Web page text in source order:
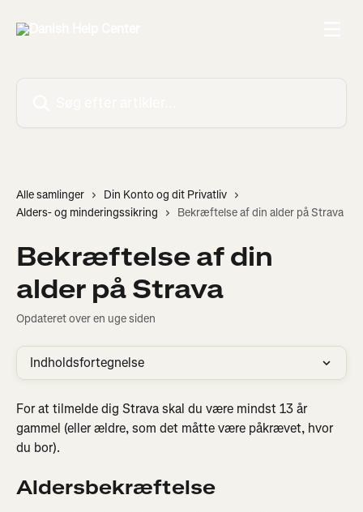
Alle samlinger
Din Konto og dit Privatliv
Alders- og minderingssikring
Bekræftelse af din alder på Strava
Bekræftelse af din
alder på Strava
Opdateret over en uge siden
Indholdsfortegnelse
For at tilmelde dig Strava skal du være mindst 13 år
gammel (eller ældre, som det måtte være påkrævet, hvor
du bor).
Aldersbekræftelse